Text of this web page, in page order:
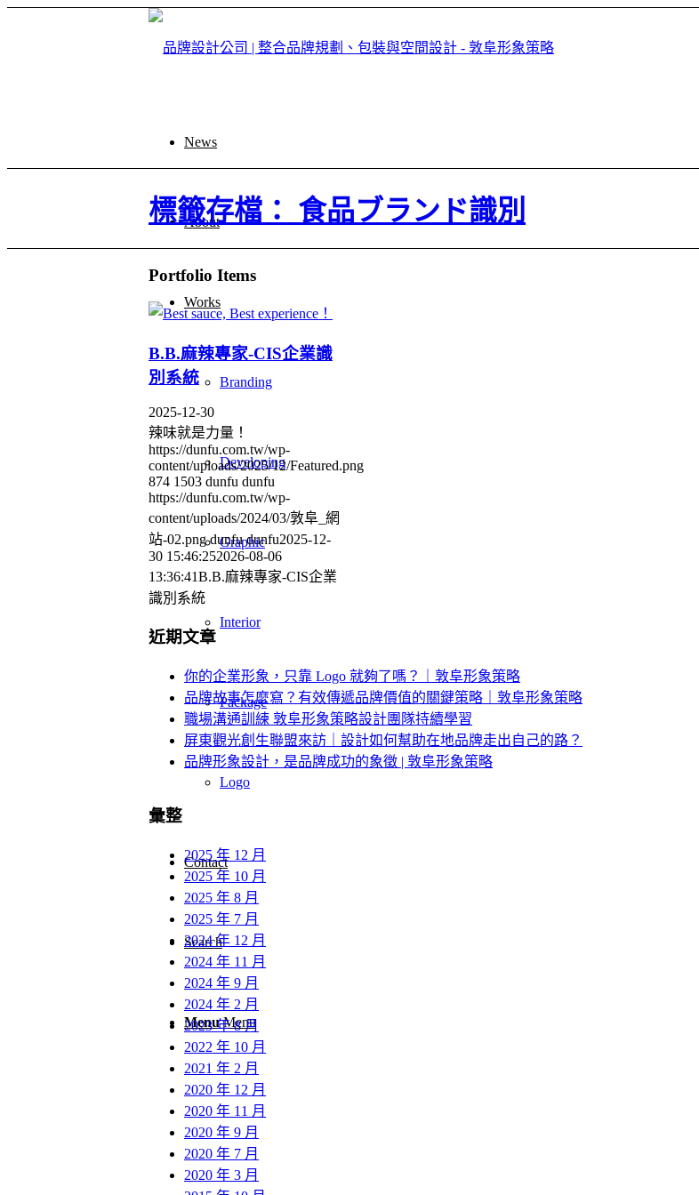
News
About
Works
Branding
Developing
Graphic
Interior
Package
Logo
Contact
Search
Menu Menu
標籤存檔： 食品ブランド識別
Portfolio Items
B.B.麻辣專家-CIS企業識
別系統
2025-12-30
辣味就是力量！
https://dunfu.com.tw/wp-
content/uploads/2025/12/Featured.png
874 1503 dunfu dunfu
https://dunfu.com.tw/wp-
content/uploads/2024/03/敦阜_網
站-02.png dunfu dunfu2025-12-
30 15:46:252026-08-06
13:36:41B.B.麻辣專家-CIS企業
識別系統
近期文章
你的企業形象，只靠 Logo 就夠了嗎？｜敦阜形象策略
品牌故事怎麼寫？有效傳遞品牌價值的關鍵策略｜敦阜形象策略
職場溝通訓練 敦阜形象策略設計團隊持續學習
屏東觀光創生聯盟來訪｜設計如何幫助在地品牌走出自己的路？
品牌形象設計，是品牌成功的象徵 | 敦阜形象策略
彙整
2025 年 12 月
2025 年 10 月
2025 年 8 月
2025 年 7 月
2024 年 12 月
2024 年 11 月
2024 年 9 月
2024 年 2 月
2023 年 8 月
2022 年 10 月
2021 年 2 月
2020 年 12 月
2020 年 11 月
2020 年 9 月
2020 年 7 月
2020 年 3 月